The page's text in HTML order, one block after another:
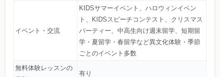
イベント・交流
KIDSサマーイベント、ハロウィンイベン
ト、KIDSスピーチコンテスト、クリスマス
パーティー、中高生向け週末留学、短期留
学・夏留学・春留学など異文化体験・季節
ごとのイベント多数
無料体験レッスンの
有り